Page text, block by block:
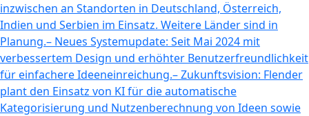
inzwischen an Standorten in Deutschland, Österreich,
Indien und Serbien im Einsatz. Weitere Länder sind in
Planung.– Neues Systemupdate: Seit Mai 2024 mit
verbessertem Design und erhöhter Benutzerfreundlichkeit
für einfachere Ideeneinreichung.– Zukunftsvision: Flender
plant den Einsatz von KI für die automatische
Kategorisierung und Nutzenberechnung von Ideen sowie